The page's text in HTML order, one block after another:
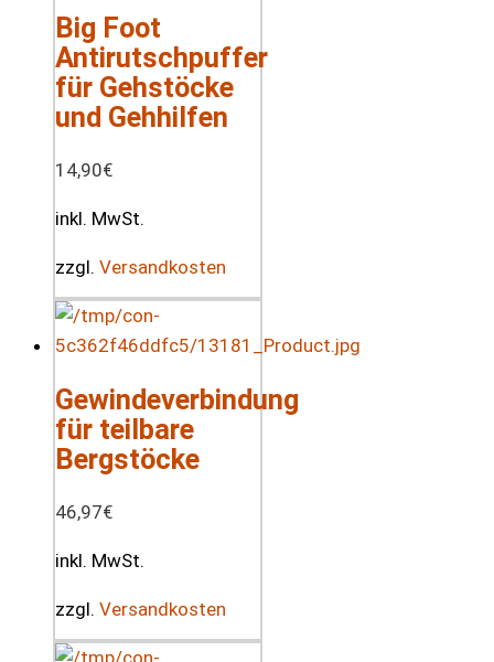
Big Foot
Antirutschpuffer
für Gehstöcke
und Gehhilfen
14,90€
inkl. MwSt.
zzgl. Versandkosten
Gewindeverbindung
für teilbare
Bergstöcke
46,97€
inkl. MwSt.
zzgl. Versandkosten